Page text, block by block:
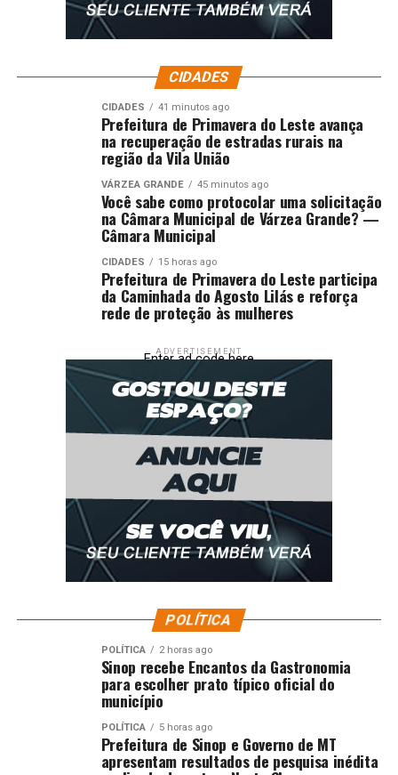
CIDADES
CIDADES 41 minutos ago
Prefeitura de Primavera do Leste avança
na recuperação de estradas rurais na
região da Vila União
VÁRZEA GRANDE 45 minutos ago
Você sabe como protocolar uma solicitação
na Câmara Municipal de Várzea Grande? —
Câmara Municipal
CIDADES 15 horas ago
Prefeitura de Primavera do Leste participa
da Caminhada do Agosto Lilás e reforça
rede de proteção às mulheres
ADVERTISEMENT
Enter ad code here
POLÍTICA
POLÍTICA 2 horas ago
Sinop recebe Encantos da Gastronomia
para escolher prato típico oficial do
município
POLÍTICA 5 horas ago
Prefeitura de Sinop e Governo de MT
apresentam resultados de pesquisa inédita